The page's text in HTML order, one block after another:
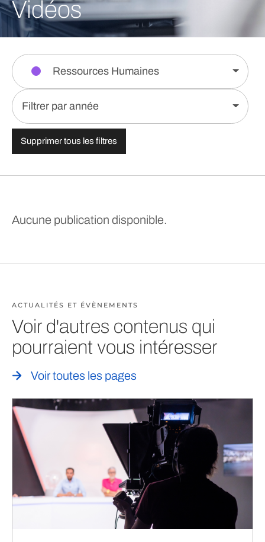
Vidéos
Ressources Humaines
Filtrer par année
Supprimer tous les filtres
Aucune publication disponible.
ACTUALITÉS ET ÉVÈNEMENTS
Voir d'autres contenus qui
pourraient vous intéresser
Voir toutes les pages